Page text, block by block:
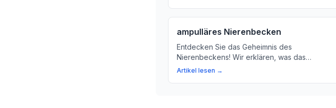
ampulläres Nierenbecken
Entdecken Sie das Geheimnis des
Nierenbeckens! Wir erklären, was das
Nierenbecken ist und wie es den Urin
Artikel lesen →